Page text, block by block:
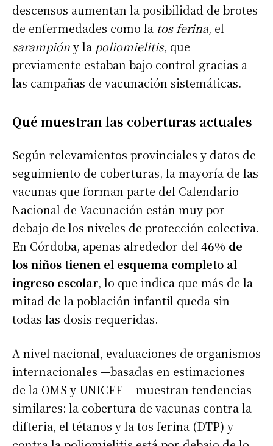
descensos aumentan la posibilidad de brotes
de enfermedades como la tos ferina, el
sarampióny la poliomielitis, que
previamente estaban bajo control gracias a
las campañas de vacunación sistemáticas.
Qué muestran las coberturas actuales
Según relevamientos provinciales y datos de
seguimiento de coberturas, la mayoría de las
vacunas que forman parte del Calendario
Nacional de Vacunación están muy por
debajo de los niveles de protección colectiva.
En Córdoba, apenas alrededor del 46% de
los niños tienen el esquema completo al
ingreso escolar, lo que indica que más de la
mitad de la población infantil queda sin
todas las dosis requeridas.
A nivel nacional, evaluaciones de organismos
internacionales —basadas en estimaciones
de la OMS y UNICEF— muestran tendencias
similares: la cobertura de vacunas contra la
difteria, el tétanos y la tos ferina (DTP) y